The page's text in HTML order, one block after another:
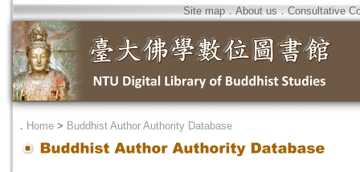
Site map．About us．Consultative
． Home > Buddhist Author Authority Database